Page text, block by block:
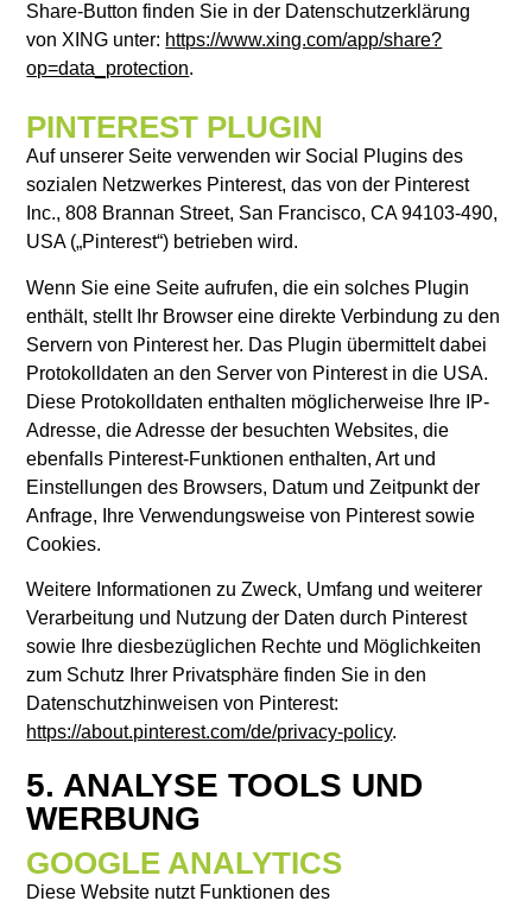
Share-Button finden Sie in der Datenschutzerklärung
von XING unter: https://www.xing.com/app/share?
op=data_protection.
PINTEREST PLUGIN
Auf unserer Seite verwenden wir Social Plugins des
sozialen Netzwerkes Pinterest, das von der Pinterest
Inc., 808 Brannan Street, San Francisco, CA 94103-490,
USA („Pinterest“) betrieben wird.
Wenn Sie eine Seite aufrufen, die ein solches Plugin
enthält, stellt Ihr Browser eine direkte Verbindung zu den
Servern von Pinterest her. Das Plugin übermittelt dabei
Protokolldaten an den Server von Pinterest in die USA.
Diese Protokolldaten enthalten möglicherweise Ihre IP-
Adresse, die Adresse der besuchten Websites, die
ebenfalls Pinterest-Funktionen enthalten, Art und
Einstellungen des Browsers, Datum und Zeitpunkt der
Anfrage, Ihre Verwendungsweise von Pinterest sowie
Cookies.
Weitere Informationen zu Zweck, Umfang und weiterer
Verarbeitung und Nutzung der Daten durch Pinterest
sowie Ihre diesbezüglichen Rechte und Möglichkeiten
zum Schutz Ihrer Privatsphäre finden Sie in den
Datenschutzhinweisen von Pinterest:
https://about.pinterest.com/de/privacy-policy.
5. ANALYSE TOOLS UND
WERBUNG
GOOGLE ANALYTICS
Diese Website nutzt Funktionen des